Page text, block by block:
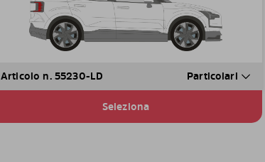
Articolo n. 55230-LD Particolari
Seleziona